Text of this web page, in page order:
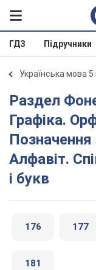
ГДЗ Підручники
Українська мова
Раздел Фонетика. Орфоепія.
Графіка.
Позначення
Алфавіт.
і букв
176 177
181